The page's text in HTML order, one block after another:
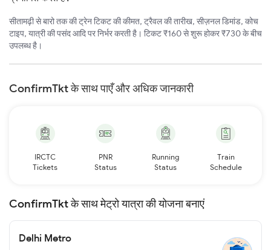
सीतामढ़ी से बारो तक की ट्रेन टिकट की कीमत, ट्रैवल की तारीख, सीज़नल डिमांड, कोच
टाइप, यात्री की पसंद आदि पर निर्भर करती है। टिकट ₹160 से शुरू होकर ₹730 के बीच
उपलब्ध है।
ConfirmTkt के साथ पाएँ और अधिक जानकारी
IRCTC
Tickets
PNR
Status
Running
Status
Train
Schedule
ConfirmTkt के साथ मेट्रो यात्रा की योजना बनाएं
Delhi Metro